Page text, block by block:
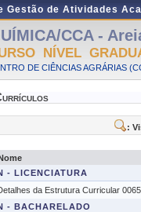
Gestão de Atividades
CCA -
NÍVEL
DE CIÊNCIAS AGRÁRIAS
:
- LICENCIATURA
da Estrutura Curricular
- BACHARELADO